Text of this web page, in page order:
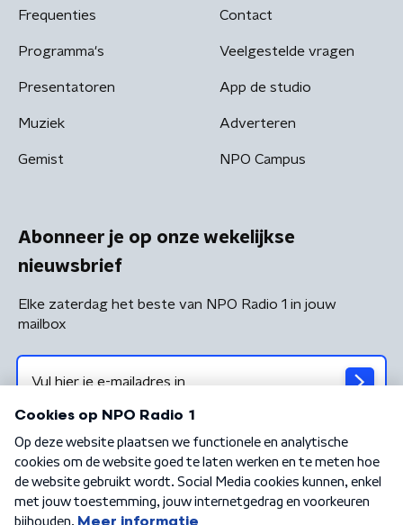
Frequenties
Programma's
Presentatoren
Muziek
Gemist
Contact
Veelgestelde vragen
App de studio
Adverteren
NPO Campus
Abonneer je op onze wekelijkse
nieuwsbrief
Elke zaterdag het beste van NPO Radio 1 in jouw
mailbox
Algemene voorwaarden